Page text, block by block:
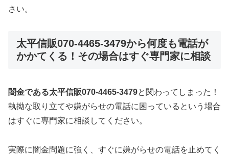
さい。
太平信販070-4465-3479から何度も電話が
かかてくる！その場合はすぐ専門家に相談
闇金である太平信販070-4465-3479と関わってしまった！
執拗な取り立てや嫌がらせの電話に困っているという場合
はすぐに専門家に相談してください。
実際に闇金問題に強く、すぐに嫌がらせの電話を止めてく